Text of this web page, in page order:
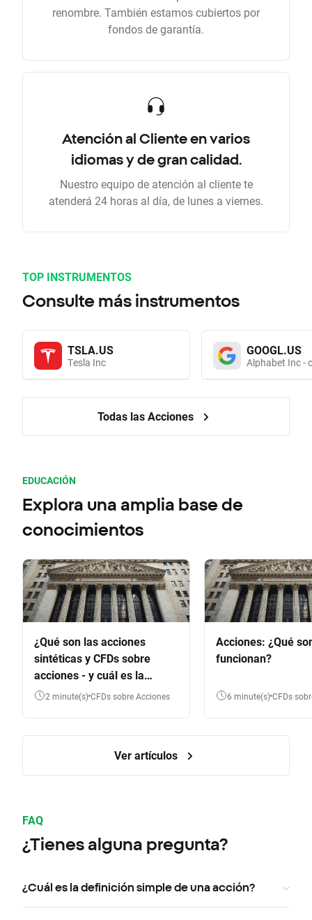
renombre. También estamos cubiertos por
fondos de garantía.
Atención al Cliente en varios
idiomas y de gran calidad.
Nuestro equipo de atención al cliente te
atenderá 24 horas al día, de lunes a viernes.
TOP INSTRUMENTOS
Consulte más instrumentos
TSLA.US
Tesla Inc
GOOGL.US
Alphabet Inc -
Todas las Acciones
EDUCACIÓN
Explora una amplia base de
conocimientos
¿Qué son las acciones
sintéticas y CFDs sobre
acciones - y cuál es la
diferencia?
2 minute(s) CFDs sobre Acciones
Acciones: ¿Qué
funcionan?
6 minute(s) CFDs
Ver artículos
FAQ
¿Tienes alguna pregunta?
¿Cuál es la definición simple de una acción?